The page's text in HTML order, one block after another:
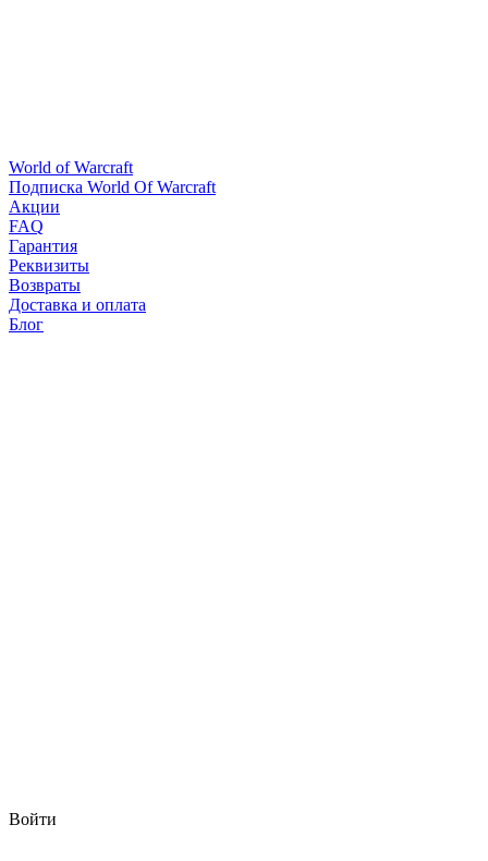
World of Warcraft
Подписка World Of Warcraft
Акции
FAQ
Гарантия
Реквизиты
Возвраты
Доставка и оплата
Блог
Войти